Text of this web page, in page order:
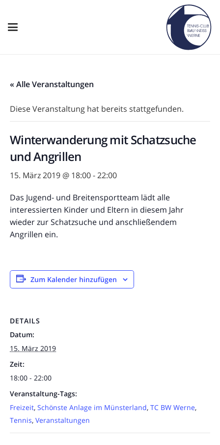
« Alle Veranstaltungen
Diese Veranstaltung hat bereits stattgefunden.
Winterwanderung mit Schatzsuche
und Angrillen
15. März 2019 @ 18:00-22:00
Das Jugend- und Breitensportteam lädt alle
interessierten Kinder und Eltern in diesem Jahr
wieder zur Schatzsuche und anschließendem
Angrillen ein.
Zum Kalender hinzufügen
DETAILS
Datum:
15. März 2019
Zeit:
18:00 - 22:00
Veranstaltung-Tags:
Freizeit, Schönste Anlage im Münsterland, TC BW Werne,
Tennis, Veranstaltungen